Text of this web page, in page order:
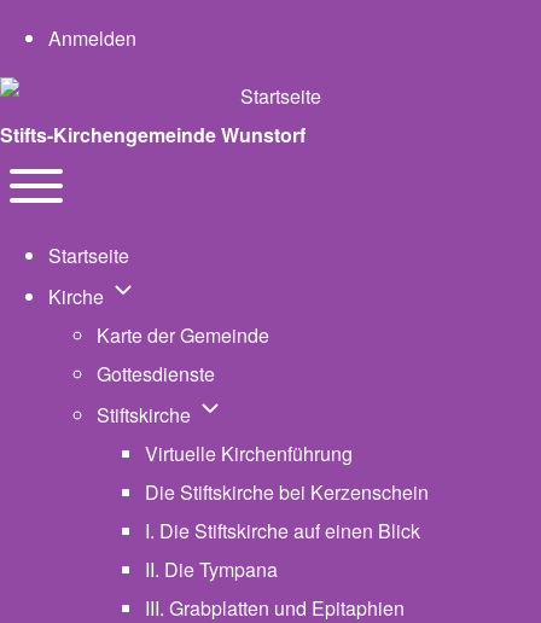
User account menu
Anmelden
Stifts-Kirchengemeinde Wunstorf
Navigation
Startseite
Kirche Unternavigation von Kirche
Karte der Gemeinde
Gottesdienste
Stiftskirche Unternavigation von Stiftskirche
Virtuelle Kirchenführung
Die Stiftskirche bei Kerzenschein
I. Die Stiftskirche auf einen Blick
II. Die Tympana
III. Grabplatten und Epitaphien